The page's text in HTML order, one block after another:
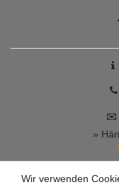
✉
»
Wir verwenden